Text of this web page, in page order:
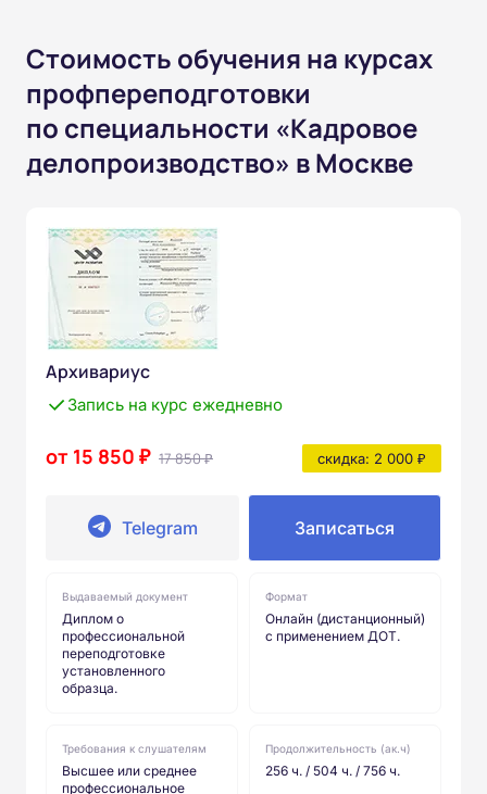
Стоимость обучения на курсах
профпереподготовки
по специальности «Кадровое
делопроизводство» в Москве
Архивариус
Запись на курс ежедневно
от 15 850 ₽ 17 850 ₽ скидка: 2 000 ₽
Telegram Записаться
Выдаваемый документ
Диплом о
профессиональной
переподготовке
установленного
образца.
Формат
Онлайн (дистанционный)
с применением ДОТ.
Требования к слушателям
Высшее или среднее
профессиональное
Продолжительность (ак.ч)
256 ч. / 504 ч. / 756 ч.